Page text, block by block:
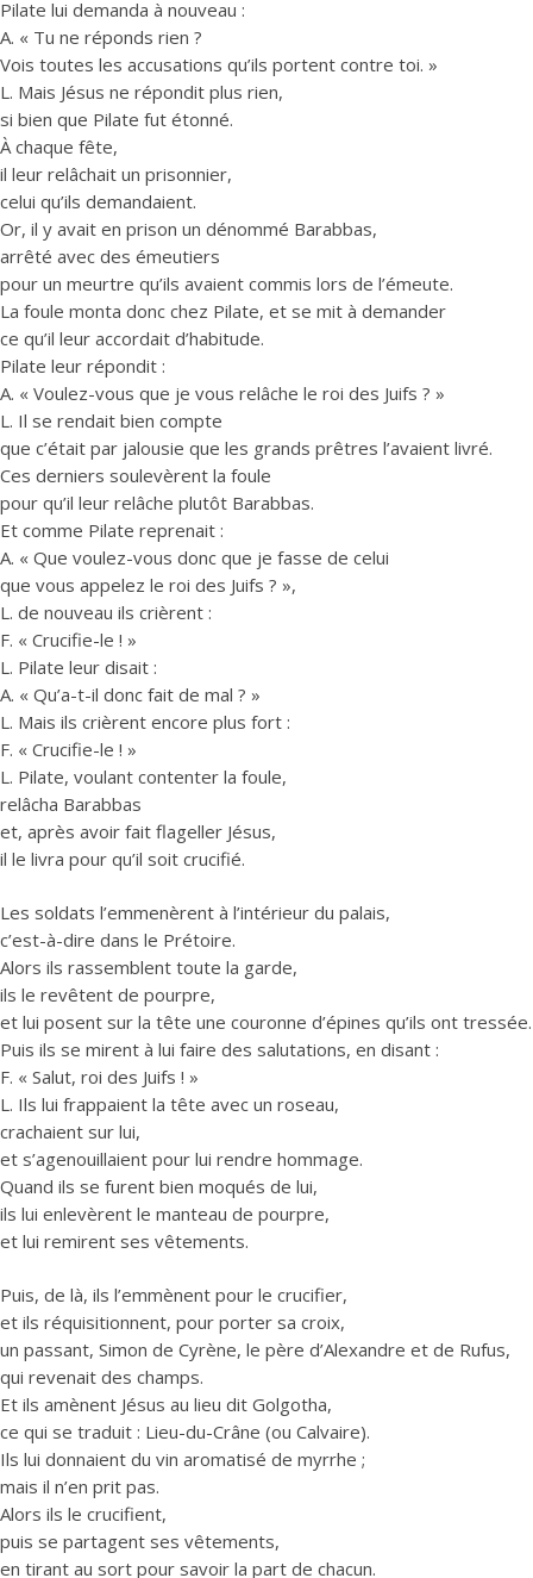
Pilate lui demanda à nouveau :
A. « Tu ne réponds rien ?
Vois toutes les accusations qu’ils portent contre toi. »
L. Mais Jésus ne répondit plus rien,
si bien que Pilate fut étonné.
À chaque fête,
il leur relâchait un prisonnier,
celui qu’ils demandaient.
Or, il y avait en prison un dénommé Barabbas,
arrêté avec des émeutiers
pour un meurtre qu’ils avaient commis lors de l’émeute.
La foule monta donc chez Pilate, et se mit à demander
ce qu’il leur accordait d’habitude.
Pilate leur répondit :
A. « Voulez-vous que je vous relâche le roi des Juifs ? »
L. Il se rendait bien compte
que c’était par jalousie que les grands prêtres l’avaient livré.
Ces derniers soulevèrent la foule
pour qu’il leur relâche plutôt Barabbas.
Et comme Pilate reprenait :
A. « Que voulez-vous donc que je fasse de celui
que vous appelez le roi des Juifs ? »,
L. de nouveau ils crièrent :
F. « Crucifie-le ! »
L. Pilate leur disait :
A. « Qu’a-t-il donc fait de mal ? »
L. Mais ils crièrent encore plus fort :
F. « Crucifie-le ! »
L. Pilate, voulant contenter la foule,
relâcha Barabbas
et, après avoir fait flageller Jésus,
il le livra pour qu’il soit crucifié.
Les soldats l’emmenèrent à l’intérieur du palais,
c’est-à-dire dans le Prétoire.
Alors ils rassemblent toute la garde,
ils le revêtent de pourpre,
et lui posent sur la tête une couronne d’épines qu’ils ont tressée.
Puis ils se mirent à lui faire des salutations, en disant :
F. « Salut, roi des Juifs ! »
L. Ils lui frappaient la tête avec un roseau,
crachaient sur lui,
et s’agenouillaient pour lui rendre hommage.
Quand ils se furent bien moqués de lui,
ils lui enlevèrent le manteau de pourpre,
et lui remirent ses vêtements.
Puis, de là, ils l’emmènent pour le crucifier,
et ils réquisitionnent, pour porter sa croix,
un passant, Simon de Cyrène, le père d’Alexandre et de Rufus,
qui revenait des champs.
Et ils amènent Jésus au lieu dit Golgotha,
ce qui se traduit : Lieu-du-Crâne (ou Calvaire).
Ils lui donnaient du vin aromatisé de myrrhe ;
mais il n’en prit pas.
Alors ils le crucifient,
puis se partagent ses vêtements,
en tirant au sort pour savoir la part de chacun.